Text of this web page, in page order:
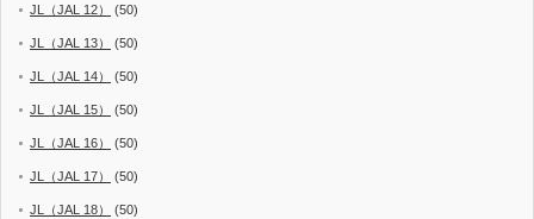
JL（JAL 12） (50)
JL（JAL 13） (50)
JL（JAL 14） (50)
JL（JAL 15） (50)
JL（JAL 16） (50)
JL（JAL 17） (50)
JL（JAL 18） (50)